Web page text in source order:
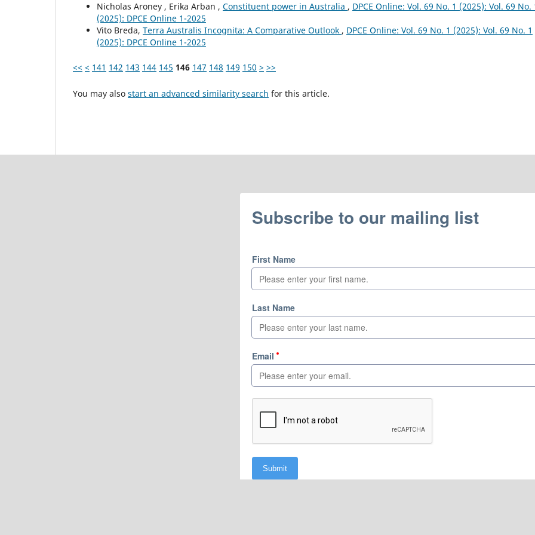
Nicholas Aroney , Erika Arban , Constituent power in Australia , DPCE Online: Vol. 69 No. 1 (2025): Vol. 69 No.
(2025): DPCE Online 1-2025
Vito Breda, Terra Australis Incognita: A Comparative Outlook , DPCE Online: Vol. 69 No. 1 (2025): Vol. 69 No. 1
(2025): DPCE Online 1-2025
<< < 141 142 143 144 145 146 147 148 149 150 > >>
You may also start an advanced similarity search for this article.